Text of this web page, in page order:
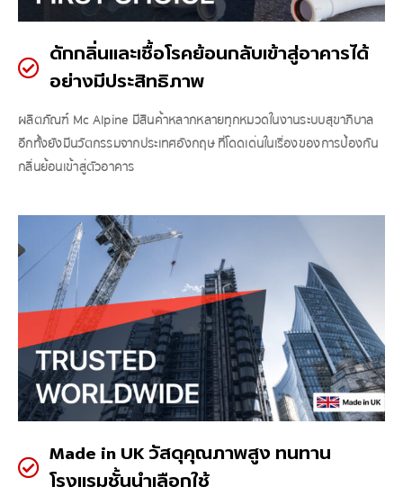
ดักกลิ่นและเชื้อโรคย้อนกลับเข้าสู่อาคารได้
อย่างมีประสิทธิภาพ
ผลิตภัณฑ์ Mc Alpine มีสินค้าหลากหลายทุกหมวดในงานระบบสุขาภิบาล
อีกทั้งยังมีนวัตกรรมจากประเทศอังกฤษ ที่โดดเด่นในเรื่องของการป้องกัน
กลิ่นย้อนเข้าสู่ตัวอาคาร
Made in UK วัสดุคุณภาพสูง ทนทาน
โรงแรมชั้นนำเลือกใช้